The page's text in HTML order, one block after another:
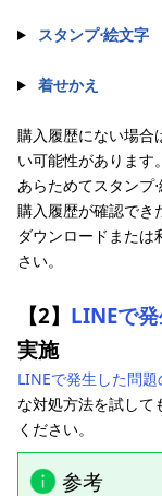
スタンプ⋅絵文字
着せかえ
購入履歴にない場合
い可能性があります。
あらためてスタンプ
購入履歴が確認でき
ダウンロードまた
さい。
【2】 LINEで
実施
LINEで発生した問
な対処方法を試して
ください。
参考